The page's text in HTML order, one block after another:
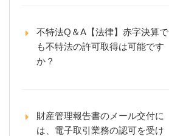
不特法Q＆A【法律】赤字決算で
も不特法の許可取得は可能です
か？
財産管理報告書のメール交付に
は、電子取引業務の認可を受け